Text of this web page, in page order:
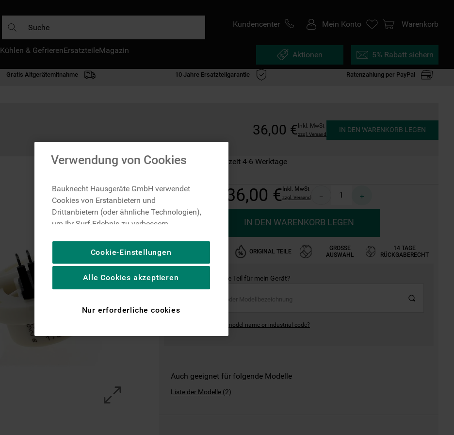
Kundencenter Mein Konto Warenkorb
Kühlen & GefrierenErsatzteileMagazin Aktionen 5% Rabatt sichern
Gratis Altgerätemitnahme 10 Jahre Ersatzteilgarantie Ratenzahlung per PayPal
36,00 € Inkl. MwSt
zzgl. Versand
IN DEN WARENKORB LEGEN
Auf Lager: Lieferzeit 4-6 Werktage
36,00 €Inkl. MwSt
zzgl. Versand ＋
IN DEN WARENKORB LEGEN
ORIGINAL TEILE
GROSSE A
USWAHL
14 TAGE
RÜCKGABERECHT
Ist dies das richtige Teil für mein Gerät?
Where can I find the model name or industrial code?
Auch geeignet für folgende Modelle
Liste der Modelle (2)
Verwendung von Cookies
Bauknecht Hausgeräte GmbH verwendet
Cookies von Erstanbietern und
Drittanbietern (oder ähnliche Technologien),
um Ihr Surf-Erlebnis zu verbessern
um die redaktionellen Inhalte der Website
basierend auf Ihrer Nutzung der Website zu
personalisieren, die Funktionalität der
spezifische Funktionen anzubieten
Werbung basierend auf Ihren
(einschließlich über Drittanbieter und auf
anderen Websites oder sozialen
Plattformen, beispielsweise Google LLC –
Cookie-Einstellungen
Nur erforderliche cookies
Alle Cookies akzeptieren
DIE HÄUFIGSTEN SUCHANFRAGEN
mikrowelle
gefriertruhe
kühl-gefrierkombination freistehend